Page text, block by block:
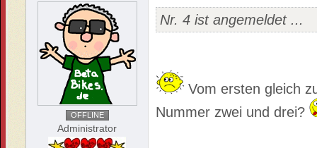
OFFLINE
Administrator
Nr. 4 ist angemeldet ...
Vom ersten gleich
Nummer zwei und drei?